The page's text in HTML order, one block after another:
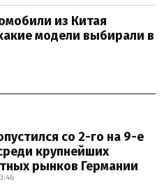
из Китая
модели выбирали в
со 2-го на 9-е
крупнейших
рынков Германии